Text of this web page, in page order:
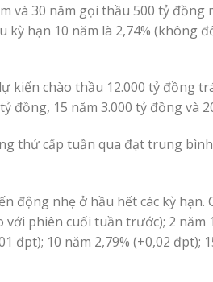
và 30 năm gọi thầu 500 tỷ
hạn 10 năm là 2,74% (không
kiến chào thầu 12.000 tỷ đồng
đồng, 15 năm 3.000 tỷ đồng và
thứ cấp tuần qua đạt trung
động nhẹ ở hầu hết các kỳ
phiên cuối tuần trước); 2 năm
đpt); 10 năm 2,79% (+0,02 đpt);